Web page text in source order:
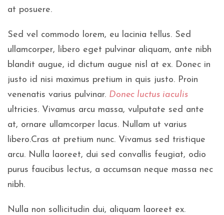
at posuere.
Sed vel commodo lorem, eu lacinia tellus. Sed
ullamcorper, libero eget pulvinar aliquam, ante nibh
blandit augue, id dictum augue nisl at ex. Donec in
justo id nisi maximus pretium in quis justo. Proin
venenatis varius pulvinar. Donec luctus iaculis
ultricies. Vivamus arcu massa, vulputate sed ante
at, ornare ullamcorper lacus. Nullam ut varius
libero.Cras at pretium nunc. Vivamus sed tristique
arcu. Nulla laoreet, dui sed convallis feugiat, odio
purus faucibus lectus, a accumsan neque massa nec
nibh.
Nulla non sollicitudin dui, aliquam laoreet ex.